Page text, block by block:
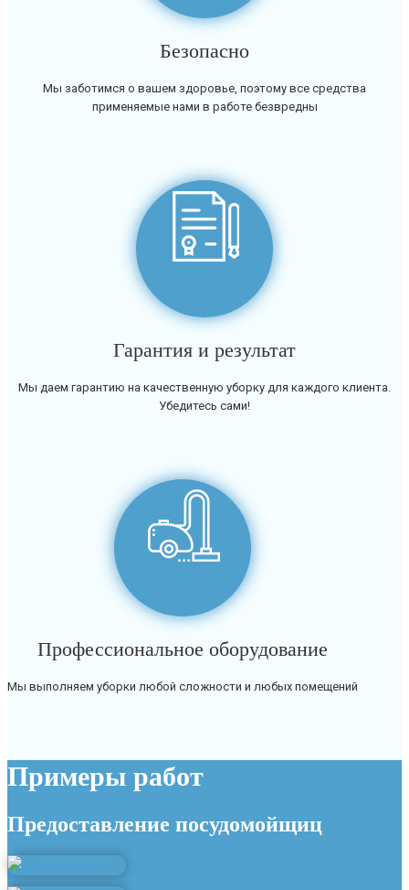
Безопасно
Мы заботимся о вашем здоровье, поэтому все средства
применяемые нами в работе безвредны
Гарантия и результат
Мы даем гарантию на качественную уборку для каждого клиента.
Убедитесь сами!
Профессиональное оборудование
Мы выполняем уборки любой сложности и любых помещений
Примеры работ
Предоставление посудомойщиц